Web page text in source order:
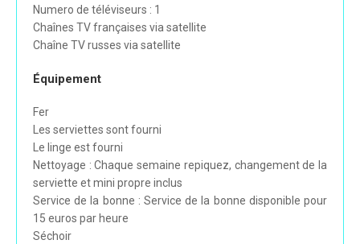
Numero de téléviseurs : 1
Chaînes TV françaises via satellite
Chaîne TV russes via satellite
Équipement
Fer
Les serviettes sont fourni
Le linge est fourni
Nettoyage : Chaque semaine repiquez, changement de la
serviette et mini propre inclus
Service de la bonne : Service de la bonne disponible pour
15 euros par heure
Séchoir